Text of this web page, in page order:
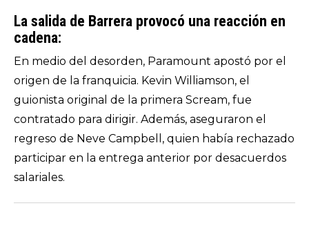
La salida de Barrera provocó una reacción en
cadena:
En medio del desorden, Paramount apostó por el
origen de la franquicia. Kevin Williamson, el
guionista original de la primera Scream, fue
contratado para dirigir. Además, aseguraron el
regreso de Neve Campbell, quien había rechazado
participar en la entrega anterior por desacuerdos
salariales.